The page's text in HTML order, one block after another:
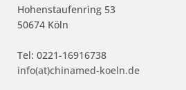
Hohenstaufenring 53
50674 Köln
Tel: 0221-16916738
info(at)chinamed-koeln.de